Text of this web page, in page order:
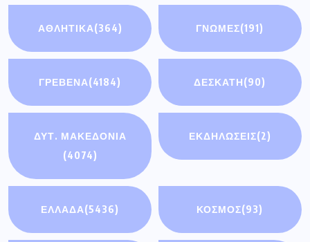
ΑΘΛΗΤΙΚΑ(364) ΓΝΩΜΕΣ(191)
ΓΡΕΒΕΝΑ(4184) ΔΕΣΚΑΤΗ(90)
ΔΥΤ. ΜΑΚΕΔΟΝΙΑ
(4074)
ΕΚΔΗΛΩΣΕΙΣ(2)
ΕΛΛΑΔΑ(5436) ΚΟΣΜΟΣ(93)